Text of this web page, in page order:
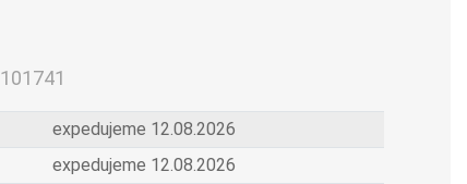
101741
expedujeme 12.08.2026
expedujeme 12.08.2026